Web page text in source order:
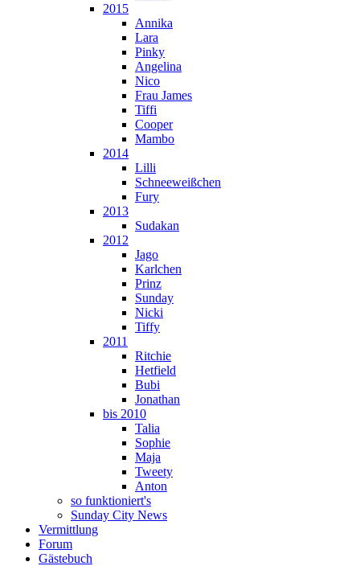
2015
Annika
Lara
Pinky
Angelina
Nico
Frau James
Tiffi
Cooper
Mambo
2014
Lilli
Schneeweißchen
Fury
2013
Sudakan
2012
Jago
Karlchen
Prinz
Sunday
Nicki
Tiffy
2011
Ritchie
Hetfield
Bubi
Jonathan
bis 2010
Talia
Sophie
Maja
Tweety
Anton
so funktioniert's
Sunday City News
Vermittlung
Forum
Gästebuch